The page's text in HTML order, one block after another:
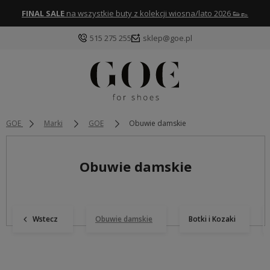
FINAL SALE na wszystkie buty z kolekcji wiosna/lato 2026 👟👞
515 275 255 sklep@goe.pl
GOE Marki GOE Obuwie damskie
Obuwie damskie
Wstecz Obuwie damskie Botki i Kozaki